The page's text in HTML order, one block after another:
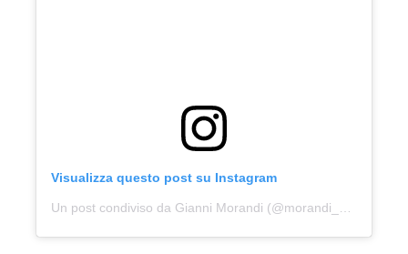
Visualizza questo post su Instagram
Un post condiviso da Gianni Morandi (@morandi_official)